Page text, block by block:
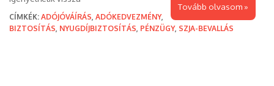
Tovább olvasom »
CÍMKÉK: ADÓJÓVÁÍRÁS, ADÓKEDVEZMÉNY,
BIZTOSÍTÁS, NYUGDÍJBIZTOSÍTÁS, PÉNZÜGY, SZJA-BEVALLÁS